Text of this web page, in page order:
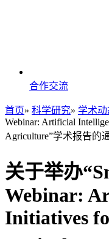
合作交流
首页» 科学研究» 学术
Webinar: Artificial
Agriculture”学术报告的
关于举办
Webinar:
Initiatives